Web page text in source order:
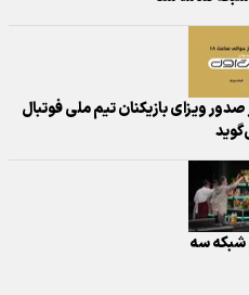
ویزای بازیکنان تیم ملی فوتبال
شبکه سه